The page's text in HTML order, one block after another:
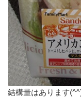
結構量はあります